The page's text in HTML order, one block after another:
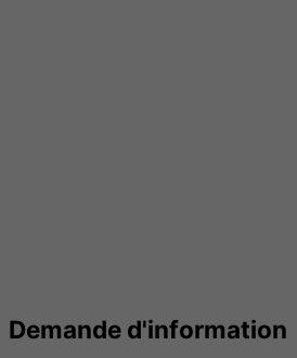
Demande d'information